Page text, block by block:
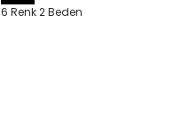
6 Renk 2 Beden